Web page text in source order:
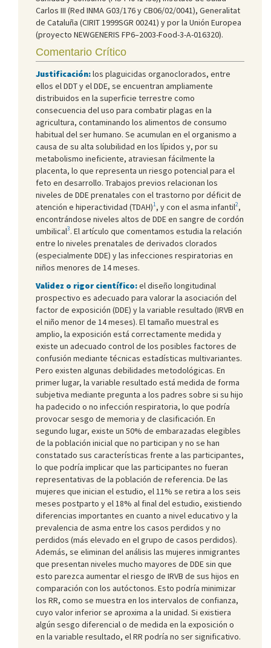
Carlos III (Red INMA G03/176 y CB06/02/0041), Generalitat
de Cataluña (CIRIT 1999SGR 00241) y por la Unión Europea
(proyecto NEWGENERIS FP6–2003-Food-3-A-016320).
Comentario Crítico
Justificación:los plaguicidas organoclorados, entre
ellos el DDT y el DDE, se encuentran ampliamente
distribuidos en la superficie terrestre como
consecuencia del uso para combatir plagas en la
agricultura, contaminando los alimentos de consumo
habitual del ser humano. Se acumulan en el organismo a
causa de su alta solubilidad en los lípidos y, por su
metabolismo ineficiente, atraviesan fácilmente la
placenta, lo que representa un riesgo potencial para el
feto en desarrollo. Trabajos previos relacionan los
niveles de DDE prenatales con el trastorno por déficit de
atención e hiperactividad (TDAH)1, y con el asma infantil2,
encontrándose niveles altos de DDE en sangre de cordón
umbilical3. El artículo que comentamos estudia la relación
entre lo niveles prenatales de derivados clorados
(especialmente DDE) y las infecciones respiratorias en
niños menores de 14 meses.
Validez o rigor científico:el diseño longitudinal
prospectivo es adecuado para valorar la asociación del
factor de exposición (DDE) y la variable resultado (IRVB en
el niño menor de 14 meses). El tamaño muestral es
amplio, la exposición está correctamente medida y
existe un adecuado control de los posibles factores de
confusión mediante técnicas estadísticas multivariantes.
Pero existen algunas debilidades metodológicas. En
primer lugar, la variable resultado está medida de forma
subjetiva mediante pregunta a los padres sobre si su hijo
ha padecido o no infección respiratoria, lo que podría
provocar sesgo de memoria y de clasificación. En
segundo lugar, existe un 50% de embarazadas elegibles
de la población inicial que no participan y no se han
constatado sus características frente a las participantes,
lo que podría implicar que las participantes no fueran
representativas de la población de referencia. De las
mujeres que inician el estudio, el 11% se retira a los seis
meses postparto y el 18% al final del estudio, existiendo
diferencias importantes en cuanto a nivel educativo y la
prevalencia de asma entre los casos perdidos y no
perdidos (más elevado en el grupo de casos perdidos).
Además, se eliminan del análisis las mujeres inmigrantes
que presentan niveles mucho mayores de DDE sin que
esto parezca aumentar el riesgo de IRVB de sus hijos en
comparación con los autóctonos. Esto podría minimizar
los RR, como se muestra en los intervalos de confianza,
cuyo valor inferior se aproxima a la unidad. Si existiera
algún sesgo diferencial o de medida en la exposición o
en la variable resultado, el RR podría no ser significativo.